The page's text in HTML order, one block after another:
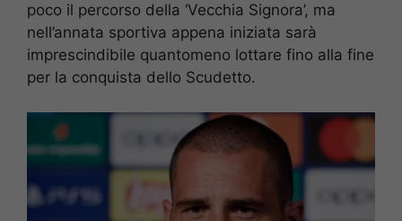
poco il percorso della ‘Vecchia Signora’, ma
nell’annata sportiva appena iniziata sarà
imprescindibile quantomeno lottare fino alla fine
per la conquista dello Scudetto.